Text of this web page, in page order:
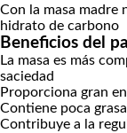
Con la masa madre
hidrato de carbono
Beneficios del
La masa es más
saciedad
Proporciona gran
Contiene poca grasa
Contribuye a la